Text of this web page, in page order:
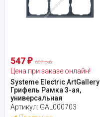
547 ₽ 607 руб.
Цена при заказе онлайн!
Systeme Electric ArtGallery
Грифель Рамка 3-ая,
универсальная
Артикул: GAL000703